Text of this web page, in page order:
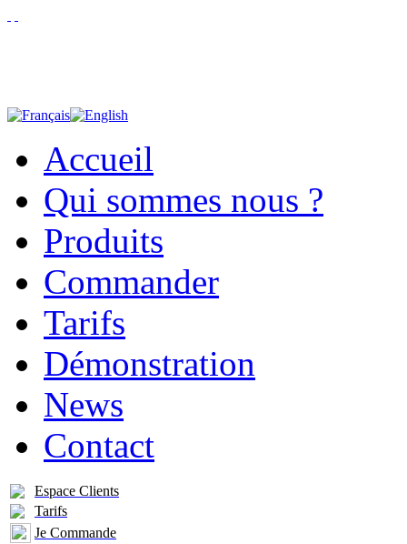
Accueil
Qui sommes nous ?
Produits
Commander
Tarifs
Démonstration
News
Contact
Espace Clients
Tarifs
Je Commande